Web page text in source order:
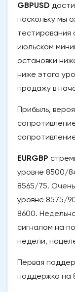
GBPUSD
поскольку мы
тестирования
июльском
остановки
ниже этого
продажу в
Прибыль,
EURGBP
уровне 8500/
8565/75.
уровне 8575/
8600.
сигналом на
недели,
Первая
поддержка на